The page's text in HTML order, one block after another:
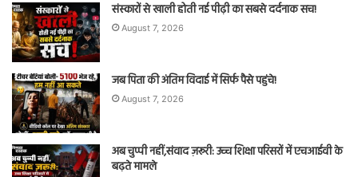
संस्कारों से खाली होती नई पीढ़ी का सबसे दर्दनाक सच!
August 7, 2026
जब पिता की अंतिम विदाई में सिर्फ पैसे पहुंचे!
August 7, 2026
अब चुप्पी नहीं,संवाद ज़रूरी: उच्च शिक्षा परिसरों में एचआईवी के
बढ़ते मामले